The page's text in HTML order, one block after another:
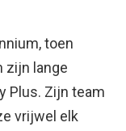
toen
zijn lange
Plus. Zijn team
vrijwel elk